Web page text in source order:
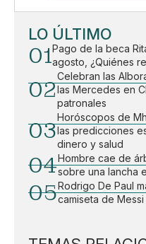
LO ÚLTIMO
01Pago de la beca
agosto, ¿Quiénes
02
Celebran las
las Mercedes en
patronales
03
Horóscopos de
las predicciones
dinero y salud
04Hombre cae de
sobre una lancha
05Rodrigo De Paul
camiseta de